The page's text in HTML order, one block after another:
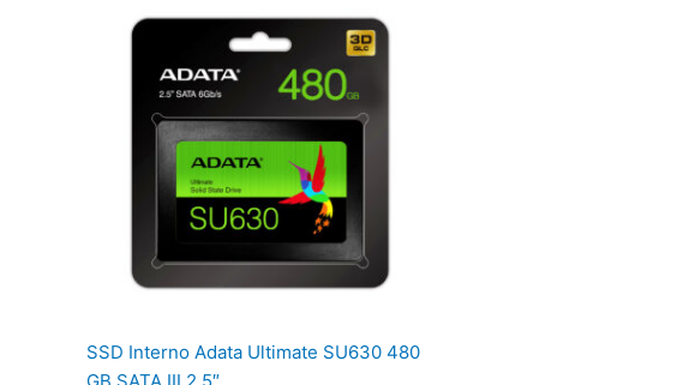
SSD Interno Adata Ultimate SU630 480